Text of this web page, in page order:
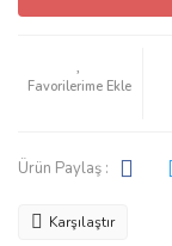
Ürün Paylaş :
Karşılaştır